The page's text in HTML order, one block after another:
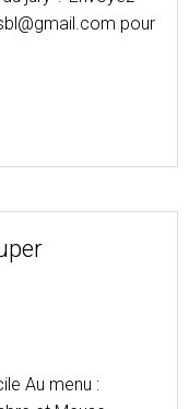
pour
Au menu :